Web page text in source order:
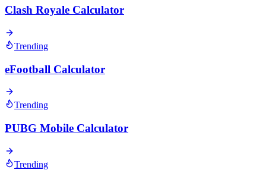
Clash Royale Calculator
Trending
eFootball Calculator
Trending
PUBG Mobile Calculator
Trending